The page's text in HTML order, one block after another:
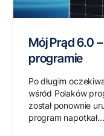
Mój Prąd 6.0
programie
Po długim
wśród Polaków
został ponownie
program napotkał...